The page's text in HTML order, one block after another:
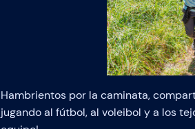
Hambrientos por la caminata,
jugando al fútbol, al voleibol y a los